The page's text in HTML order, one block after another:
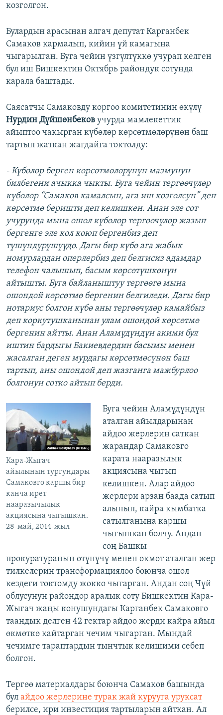
козголгон.
Булардын арасынан алгач депутат Карганбек
Самаков кармалып, кийин үй камагына
чыгарылган. Буга чейин үзгүлтүккө учурап келген
бул иш Бишкектин Октябрь райондук сотунда
карала баштады.
Саясатчы Самаковду коргоо комитетинин өкүлү
Нурдин Дүйшөнбеков учурда мамлекеттик
айыптоо чакырган күбөлөр көрсөтмөлөрүнөн баш
тартып жаткан жагдайга токтолду:
- Күбөлөр берген көрсөтмөлөрүнүн мазмунун
билбегени ачыкка чыкты. Буга чейин тергөөчүлөр
күбөлөр “Самаков камалсын, ага иш козголсун” деп
көрсөтмө беришти деп келишкен. Анан эле сот
учурунда мына ошол күбөлөр тергөөчүлөр жазып
бергенге эле кол коюп бергенбиз деп
түшүндүрүшүүдө. Дагы бир күбө ага жабык
номурлардан оперлербиз деп белгисиз адамдар
телефон чалышып, басым көрсөтүшкөнүн
айтышты. Буга байланыштуу тергөөгө мына
ошондой көрсөтмө бергенин белгиледи. Дагы бир
нотариус болгон күбө аны тергөөчүлөр камайбыз
деп коркутушканынан улам ошондой көрсөтмө
бергенин айтты. Анан Аламүдүндүн акими бул
иштин бардыгы Бакиевдердин басымы менен
жасалган деген мурдагы көрсөтмөсүнөн баш
тартып, аны ошондой деп жазганга мажбурлоо
болгонун сотко айтып берди.
Кара-Жыгач
айылынын тургундары
Самаковго каршы бир
канча ирет
нааразычылык
акциясына чыгышкан.
28-май, 2014-жыл
Буга чейин Аламүдүндүн
аталган айылдарынан
айдоо жерлерин саткан
жарандар Самаковго
карата нааразылык
акциясына чыгып
келишкен. Алар айдоо
жерлери арзан баада сатып
алынып, кайра кымбатка
сатылганына каршы
чыгышкан болчу. Андан
соң Башкы
прокуратуранын өтүнүчү менен өкмөт аталган жер
тилкелерин трансформациялоо боюнча ошол
кездеги токтомду жокко чыгарган. Андан соң Чүй
облусунун райондор аралык соту Бишкектин Кара-
Жыгач жаңы конушундагы Карганбек Самаковго
таандык делген 42 гектар айдоо жерди кайра айыл
өкмөткө кайтарган чечим чыгарган. Мындай
чечимге тараптардын тынчтык келишими себеп
болгон.
Тергөө материалдары боюнча Самаков башында
бул айдоо жерлерине турак жай курууга уруксат
берилсе, ири инвестиция тартыларын айткан. Ал